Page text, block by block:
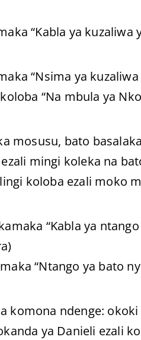
“Kabla ya kuzaliwa
“Nsima ya
“Na mbula ya
mosusu, bato
ezali mingi koleka na
koloba ezali moko
“Kabla ya
“Ntango ya bato
komona ndenge:
ya Danieli ezali